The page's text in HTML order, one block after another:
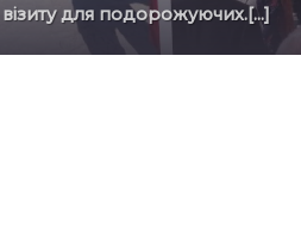
візиту для подорожуючих.[...]